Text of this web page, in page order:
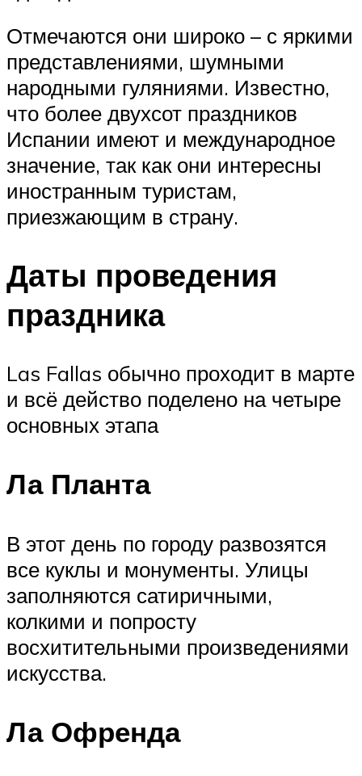
Отмечаются они широко – с яркими
представлениями, шумными
народными гуляниями. Известно,
что более двухсот праздников
Испании имеют и международное
значение, так как они интересны
иностранным туристам,
приезжающим в страну.
Даты проведения
праздника
Las Fallas обычно проходит в марте
и всё действо поделено на четыре
основных этапа
Ла Планта
В этот день по городу развозятся
все куклы и монументы. Улицы
заполняются сатиричными,
колкими и попросту
восхитительными произведениями
искусства.
Ла Офренда